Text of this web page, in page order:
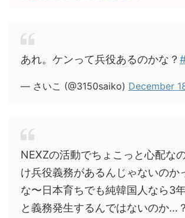
あれ。ケンって兵役あるのかな？
— さいこ (@3150saiko) December
NEXZの活動でちょこっと心配な
け兵役義務があるんじゃないのか
な〜日本育ちでも純韓国人なら3
と義務発生するんではないのか…？